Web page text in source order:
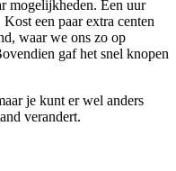
mogelijkheden. Een uur
een paar extra centen
waar we ons zo op
gaf het snel knopen
je kunt er wel anders
verandert.